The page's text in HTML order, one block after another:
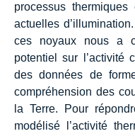
processus
actuelles
ces noyaux nous a
potentiel sur l’activité
des données de
compréhension des
la Terre. Pour
modélisé l’activité